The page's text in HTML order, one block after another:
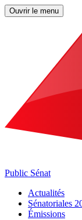
Ouvrir le menu
Public Sénat
Actualités
Sénatoriales
Émissions